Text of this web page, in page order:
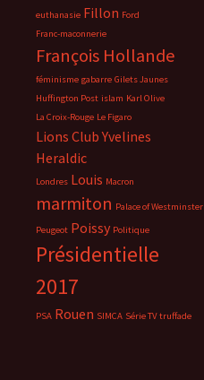
euthanasie Fillon Ford
Franc-maconnerie
François Hollande
féminisme gabarre Gilets Jaunes
Huffington Post islam Karl Olive
La Croix-Rouge Le Figaro
Lions Club Yvelines
Heraldic
Londres Louis Macron
marmiton Palace of Westminster
Peugeot Poissy Politique
Présidentielle
2017
PSA Rouen SIMCA Série TV truffade